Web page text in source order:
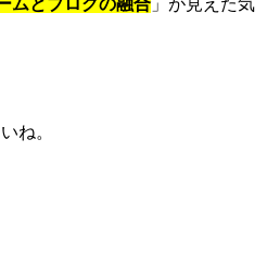
ムとブログの融合 」が見えた気
ね。